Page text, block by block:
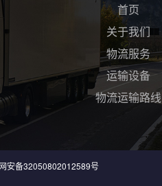
首页
关于我们
物流服务
运输设备
物流运输路线
安备32050802012589号